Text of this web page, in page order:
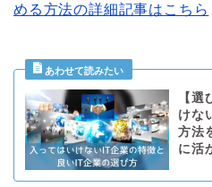
める方法の詳細記事はこちら
【
けな
方法
に活